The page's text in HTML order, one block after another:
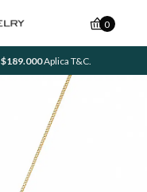
$189.000Aplica T&C.
0